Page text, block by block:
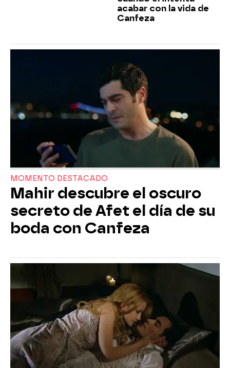
acabar con la vida de
Canfeza
MOMENTO DESTACADO
Mahir descubre el oscuro
secreto de Afet el día de su
boda con Canfeza